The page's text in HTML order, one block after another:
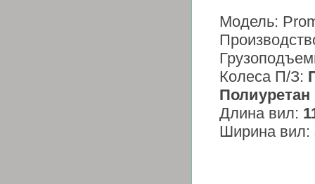
Модель:
Колеса П/З:
Полиуретан
Длина вил:
Ширина вил: